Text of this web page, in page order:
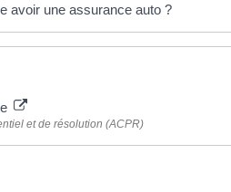
avoir une assurance auto ?
et de résolution (ACPR)